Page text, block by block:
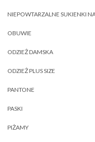
NIEPOWTARZALNE SUKIENKI
OBUWIE
ODZIEŻ DAMSKA
ODZIEŻ PLUS SIZE
PANTONE
PASKI
PIŻAMY